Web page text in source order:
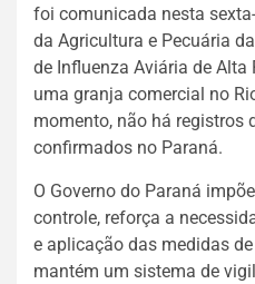
foi comunicada nesta
da Agricultura e Pecuária
de Influenza Aviária de Alta
uma granja comercial no
momento, não há registros
confirmados no Paraná.
O Governo do Paraná
controle, reforça a
e aplicação das medidas
mantém um sistema de